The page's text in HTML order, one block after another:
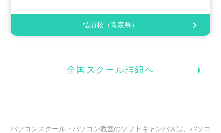
弘前校（青森県）
全国スクール詳細へ
パソコンスクール・パソコン教室のソフトキャンパスは、パソコ